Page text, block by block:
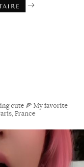
cute 🍕 My favorite
France